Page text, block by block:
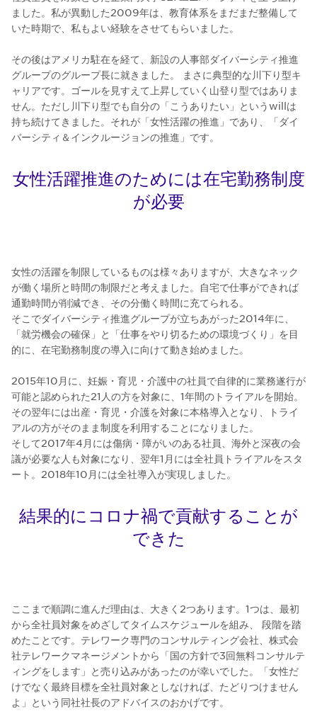
ました。私が異動した2009年は、教育体系をまだまだ整備して
いた時期で、私もよい経験をさせてもらいました。
その後はアメリカ駐在を経て、新設の人事部ダイバーシティ推進
グループのグループ長に就きました。 まさに典型的な川下り型キ
ャリアです。ゴールを見すえて上昇していく山登り型ではありま
せん。ただし川下り型でも自分の「こうありたい」というwillは
持ち続けてきました。それが「女性活躍の推進」であり、「ダイ
バーシティ＆インクルージョンの推進」です。
女性活躍推進のためには在宅勤務制度
が必要
女性の活躍を制限しているものは様々ありますが、大きなネック
が働く場所と時間の制限だと考えました。自宅で仕事ができれば
通勤時間が削減でき、その分働く時間に充てられる。
そこでダイバーシティ推進グループが立ちあがった2014年に、
「就労機会の確保」と「仕事をやり切るための環境づくり」を目
的に、在宅勤務制度の導入に向けて動き始めました。
2015年10月に、妊娠・育児・介護中の社員で自律的に業務遂行が
可能と認められた21人の方を対象に、1年間のトライアルを開始。
その翌年には出産・育児・介護を対象に本格導入となり、トライ
アルの方がそのまま制度を利用することになりました。
そして2017年4月には傷病・障がいのある社員、海外と深夜の会
議が必要な人も対象になり、翌年1月には全社員トライアルをスタ
ート。2018年10月には全社導入が実現しました。
結果的にコロナ禍で貢献することが
できた
ここまで順調に進んだ理由は、大きく2つあります。1つは、最初
から全社員対象をめざしてタイムスケジュールを組み、 段階を踏
めたことです。テレワーク専門のコンサルティング会社、株式会
社テレワークマネージメントから「国の方針で3回無料コンサルテ
ィングをします」と売り込みがあったのが幸いでした。「女性だ
けでなく最終目標を全社員対象としなければ、たどりつけません
よ」という同社社長のアドバイスのおかげです。